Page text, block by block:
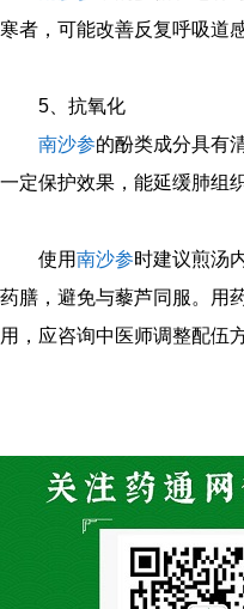
寒者，可能改善反复呼吸道
5、抗氧化
南沙参的酚类成分具有
一定保护效果，能延缓肺组
使用南沙参时建议煎汤
药膳，避免与藜芦同服。用
用，应咨询中医师调整配伍